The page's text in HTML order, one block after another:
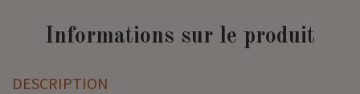
Informations sur le produit
DESCRIPTION